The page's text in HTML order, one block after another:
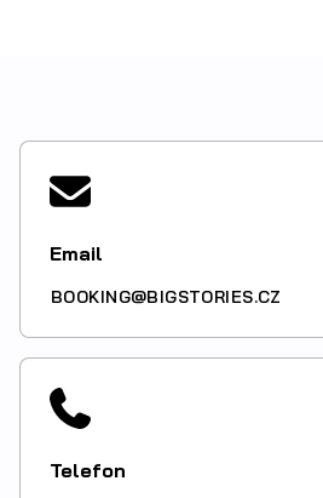
Email
BOOKING@BIGSTORIES.CZ
Telefon